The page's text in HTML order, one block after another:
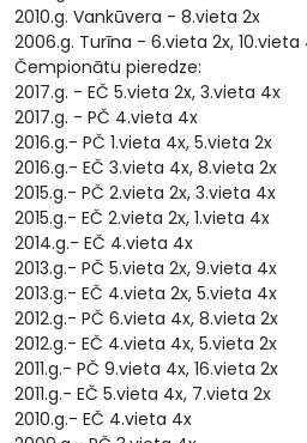
2010.g. Vankūvera - 8.vieta 2x
2006.g. Turīna - 6.vieta 2x, 10.vieta
Čempionātu pieredze:
2017.g. - EČ 5.vieta 2x, 3.vieta 4x
2017.g. - PČ 4.vieta 4x
2016.g.- PČ 1.vieta 4x, 5.vieta 2x
2016.g.- EČ 3.vieta 4x, 8.vieta 2x
2015.g.- PČ 2.vieta 2x, 3.vieta 4x
2015.g.- EČ 2.vieta 2x, 1.vieta 4x
2014.g.- EČ 4.vieta 4x
2013.g.- PČ 5.vieta 2x, 9.vieta 4x
2013.g.- EČ 4.vieta 2x, 5.vieta 4x
2012.g.- PČ 6.vieta 4x, 8.vieta 2x
2012.g.- EČ 4.vieta 4x, 5.vieta 2x
2011.g.- PČ 9.vieta 4x, 16.vieta 2x
2011.g.- EČ 5.vieta 4x, 7.vieta 2x
2010.g.- EČ 4.vieta 4x